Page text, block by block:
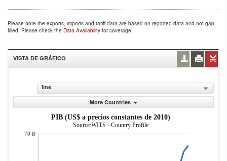
Please note the exports, imports and tariff data are based on reported data and not gap
filled. Please check the Data Availability for coverage.
VISTA DE GRÁFICO
line
More Countries
PIB (US$ a precios constantes de 2010)
Source:WITS - Country Profile
70 B